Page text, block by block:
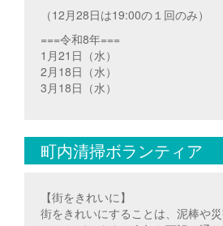
（12月28日は19:00の１回のみ）
===令和8年===
1月21日（水）
2月18日（水）
3月18日（水）
町内清掃ボランティア
【街をきれいに】
街をきれいにすることは、泥棒や